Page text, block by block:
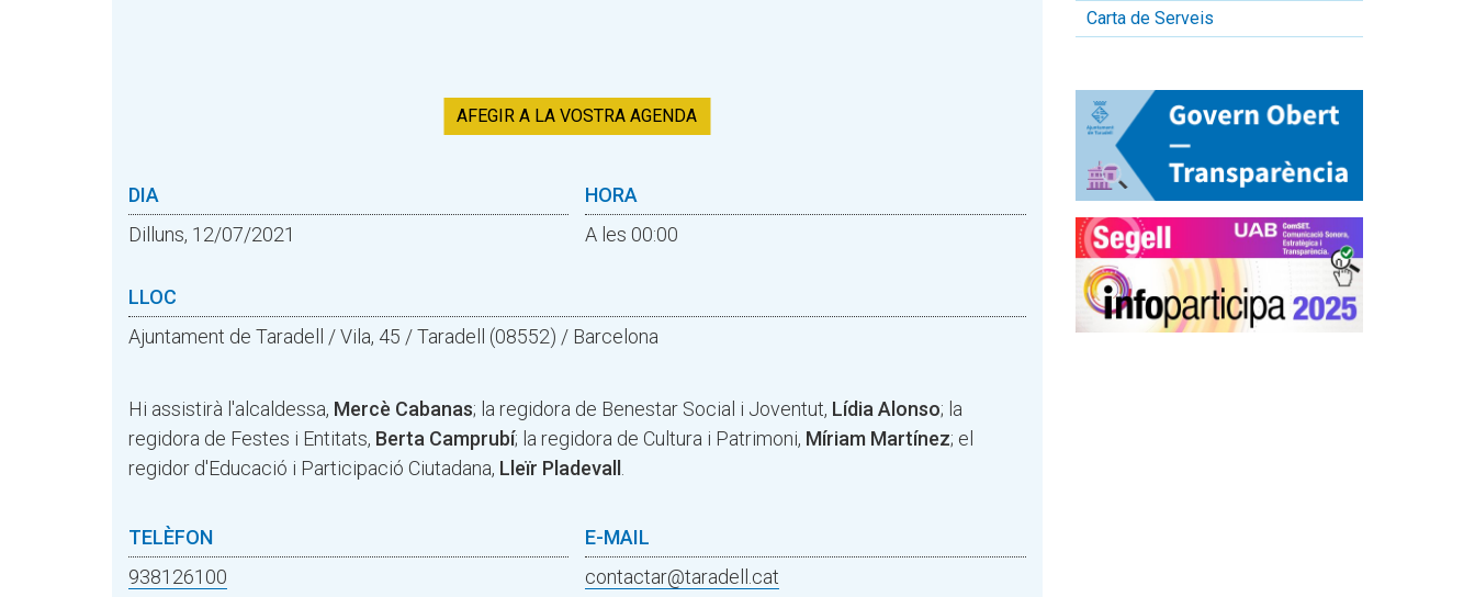
AFEGIR A LA VOSTRA AGENDA
DIA
Dilluns, 12/07/2021
HORA
A les 00:00
LLOC
Ajuntament de Taradell / Vila, 45 / Taradell (08552) / Barcelona
Hi assistirà l'alcaldessa, Mercè Cabanas; la regidora de Benestar Social i Joventut, Lídia Alonso; la
regidora de Festes i Entitats, Berta Camprubí; la regidora de Cultura i Patrimoni, Míriam Martínez; el
regidor d'Educació i Participació Ciutadana, Lleïr Pladevall
TELÈFON
938126100
E-MAIL
contactar@taradell.cat
Carta de Serveis